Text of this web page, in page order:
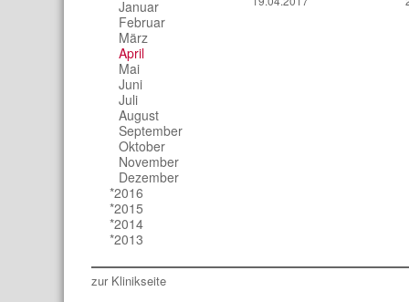
Januar
Februar
März
April
Mai
Juni
Juli
August
September
Oktober
November
Dezember
*2016
*2015
*2014
*2013
zur Klinikseite